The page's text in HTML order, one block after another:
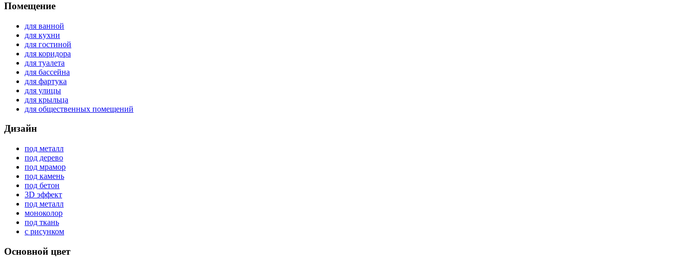
Помещение
для ванной
для кухни
для гостиной
для коридора
для туалета
для бассейна
для фартука
для улицы
для крыльца
для общественных помещений
Дизайн
под металл
под дерево
под мрамор
под камень
под бетон
3D эффект
под металл
моноколор
под ткань
с рисунком
Основной цвет